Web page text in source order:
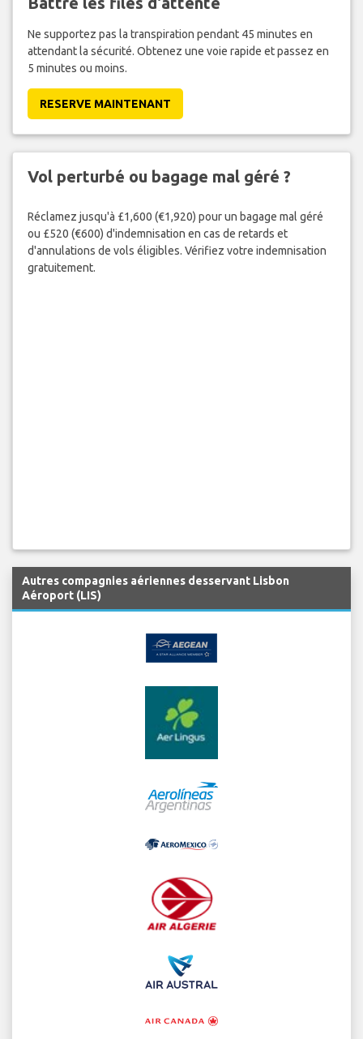
Ne supportez pas la transpiration pendant 45 minutes en
attendant la sécurité. Obtenez une voie rapide et passez en
5 minutes ou moins.
RESERVE MAINTENANT
Vol perturbé ou bagage mal géré ?
Réclamez jusqu'à £1,600 (€1,920) pour un bagage mal géré
ou £520 (€600) d'indemnisation en cas de retards et
d'annulations de vols éligibles. Vérifiez votre indemnisation
gratuitement.
Autres compagnies aériennes desservant Lisbon
Aéroport (LIS)